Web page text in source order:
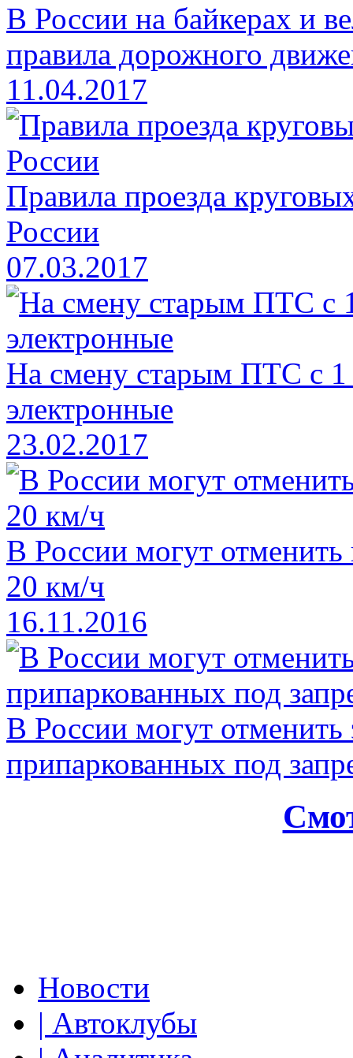
В России на байкерах и
правила дорожного
11.04.2017
Правила проезда
России
07.03.2017
На смену старым ПТС с 1
электронные
23.02.2017
В России могут
20 км/ч
16.11.2016
В России могут
припаркованных под
Новости
| Автоклубы